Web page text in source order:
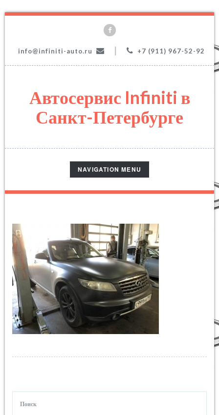
info@infiniti-auto.ru +7 (911) 967-52-92
Автосервис Infiniti в
Санкт-Петербурге
TOGGLE
NAVIGATION
NAVIGATION MENU